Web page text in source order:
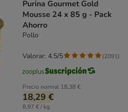
Purina Gourmet Gold
Mousse 24 x 85 g - Pack
Ahorro
Pollo
Precio normal 18,38 €
18,29 €
8,97 € / kg
Valorar: 4.5/5 (2091)